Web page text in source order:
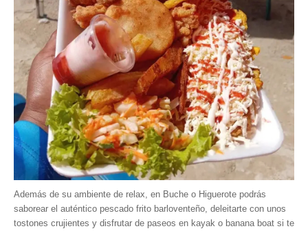
Además de su ambiente de relax, en Buche o Higuerote podrás
saborear el auténtico pescado frito barloventeño, deleitarte con unos
tostones crujientes y disfrutar de paseos en kayak o banana boat si te